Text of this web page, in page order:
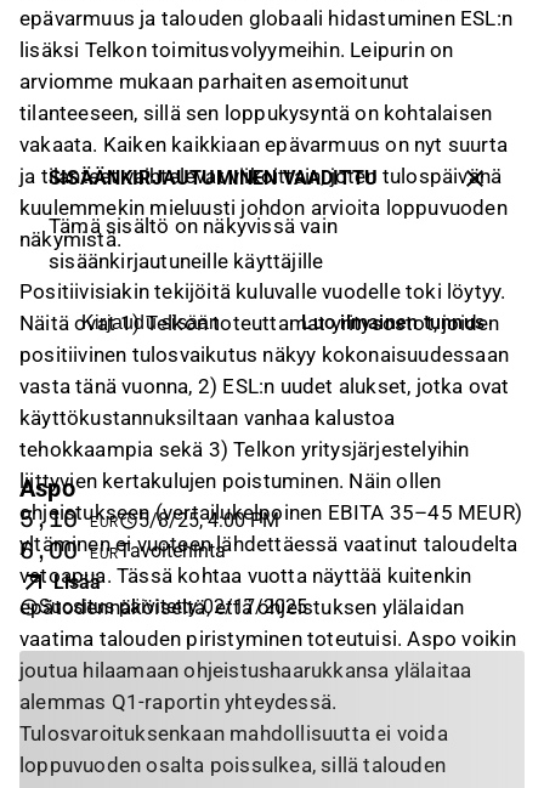
epävarmuus ja talouden globaali hidastuminen ESL:n
lisäksi Telkon toimitusvolyymeihin. Leipurin on
arviomme mukaan parhaiten asemoitunut
tilanteeseen, sillä sen loppukysyntä on kohtalaisen
vakaata. Kaiken kaikkiaan epävarmuus on nyt suurta
ja tilanteet vaihtelevat viikoittain, joten tulospäivänä
kuulemmekin mieluusti johdon arvioita loppuvuoden
näkymistä.
Positiivisiakin tekijöitä kuluvalle vuodelle toki löytyy.
Näitä ovat 1) Telkon toteuttamat yritysostot, joiden
positiivinen tulosvaikutus näkyy kokonaisuudessaan
vasta tänä vuonna, 2) ESL:n uudet alukset, jotka ovat
käyttökustannuksiltaan vanhaa kalustoa
tehokkaampia sekä 3) Telkon yritysjärjestelyihin
liittyvien kertakulujen poistuminen. Näin ollen
ohjeistukseen (vertailukelpoinen EBITA 35–45 MEUR)
yltäminen ei vuoteen lähdettäessä vaatinut taloudelta
vetoapua. Tässä kohtaa vuotta näyttää kuitenkin
epätodennäköiseltä, että ohjeistuksen ylälaidan
vaatima talouden piristyminen toteutuisi. Aspo voikin
joutua hilaamaan ohjeistushaarukkansa ylälaitaa
alemmas Q1-raportin yhteydessä.
Tulosvaroituksenkaan mahdollisuutta ei voida
loppuvuoden osalta poissulkea, sillä talouden
SISÄÄNKIRJAUTUMINEN VAADITTU
Tämä sisältö on näkyvissä vain
sisäänkirjautuneille käyttäjille
Kirjaudu sisään Luo ilmainen tunnus
Aspo
5,10 EUR 5/8/25, 4:00 PM
6,00 EURTavoitehinta
Lisää
Suositus päivitetty:02/17/2025